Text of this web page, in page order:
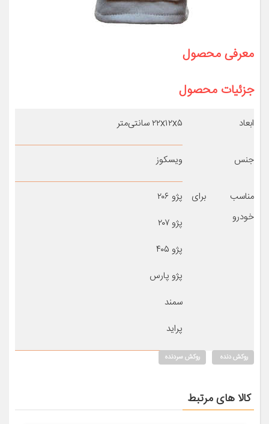
معرفی محصول
جزئیات محصول
ابعاد ۲۲x۱۲x۵ سانتی‌متر
جنس ویسکوز
مناسب برای
خودرو
پژو ۲۰۶
پژو ۲۰۷
پژو ۴۰۵
پژو پارس
سمند
پراید
روکش دنده روکش سردنده
کالا های مرتبط